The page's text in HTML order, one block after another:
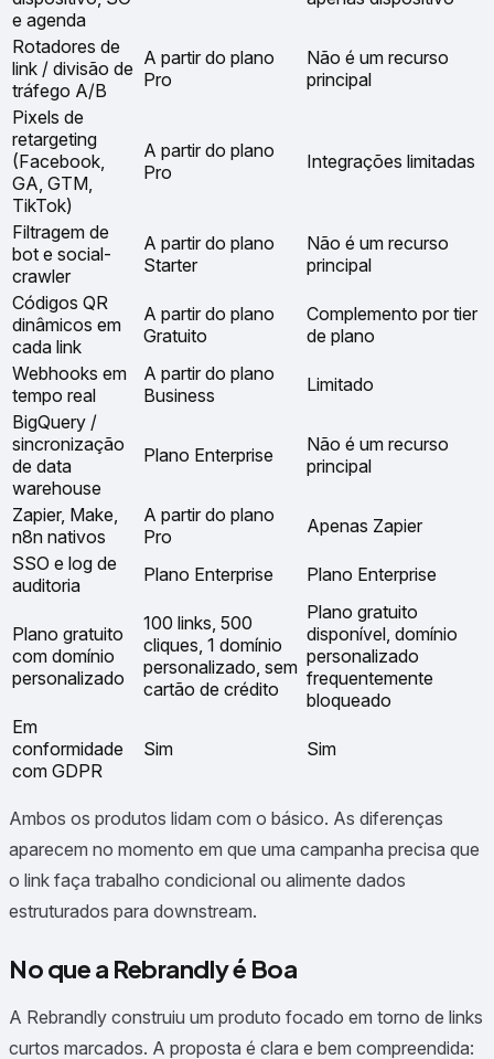
e agenda
Rotadores de
link / divisão de
tráfego A/B
A partir do plano
Pro
Não é um recurso
principal
Pixels de
retargeting
(Facebook,
GA, GTM,
TikTok)
A partir do plano
Pro
Integrações limitadas
Filtragem de
bot e social-
crawler
A partir do plano
Starter
Não é um recurso
principal
Códigos QR
dinâmicos em
cada link
A partir do plano
Gratuito
Complemento por tier
de plano
Webhooks em
tempo real
A partir do plano
Business
Limitado
BigQuery /
sincronização
de data
warehouse
Plano Enterprise
Não é um recurso
principal
Zapier, Make,
n8n nativos
A partir do plano
Pro
Apenas Zapier
SSO e log de
auditoria
Plano Enterprise Plano Enterprise
Plano gratuito
com domínio
personalizado
100 links, 500
cliques, 1 domínio
personalizado, sem
cartão de crédito
Plano gratuito
disponível, domínio
personalizado
frequentemente
bloqueado
Em
conformidade
com GDPR
Sim Sim
Ambos os produtos lidam com o básico. As diferenças
aparecem no momento em que uma campanha precisa que
o link faça trabalho condicional ou alimente dados
estruturados para downstream.
No que a Rebrandly é Boa
A Rebrandly construiu um produto focado em torno de links
curtos marcados. A proposta é clara e bem compreendida: